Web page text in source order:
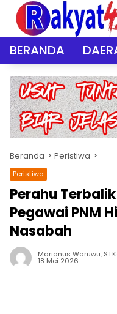
Langsung
konten
BERANDA
Beranda Peristiwa
Peristiwa
Perahu
Pegawai PNM
Nasabah
Marianus Waruwu,
18 Mei 2026